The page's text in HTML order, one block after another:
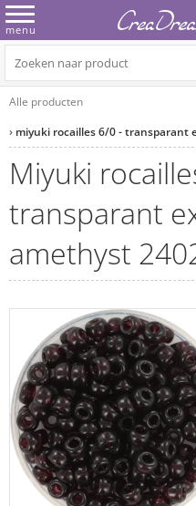
menu
Alle producten
miyuki rocailles 6/0 - transparant
miyuki rocailles 6/0 -
transparant
amethyst